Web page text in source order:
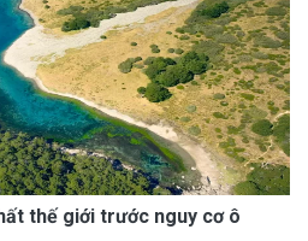
thế giới trước nguy cơ ô